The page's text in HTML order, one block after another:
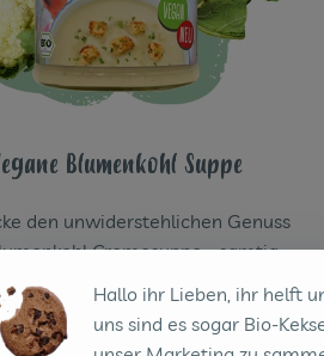
Blumenkohl Suppe
den unwiderstehlichen Genuss
Cremesuppe - samtig,
und voll Bio-Gemüse.
als Trendgemüse wird sehr
als Nahrungsmittel genutzt,
Hallo ihr Lieben, ihr helft
uns sind es sogar Bio-